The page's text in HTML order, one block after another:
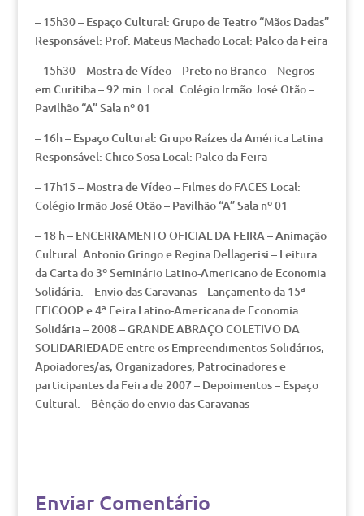
– 15h30 – Espaço Cultural: Grupo de Teatro “Mãos Dadas”
Responsável: Prof. Mateus Machado Local: Palco da Feira
– 15h30 – Mostra de Vídeo – Preto no Branco – Negros
em Curitiba – 92 min. Local: Colégio Irmão José Otão –
Pavilhão “A” Sala nº 01
– 16h – Espaço Cultural: Grupo Raízes da América Latina
Responsável: Chico Sosa Local: Palco da Feira
– 17h15 – Mostra de Vídeo – Filmes do FACES Local:
Colégio Irmão José Otão – Pavilhão “A” Sala nº 01
– 18 h – ENCERRAMENTO OFICIAL DA FEIRA – Animação
Cultural: Antonio Gringo e Regina Dellagerisi – Leitura
da Carta do 3º Seminário Latino-Americano de Economia
Solidária. – Envio das Caravanas – Lançamento da 15ª
FEICOOP e 4ª Feira Latino-Americana de Economia
Solidária – 2008 – GRANDE ABRAÇO COLETIVO DA
SOLIDARIEDADE entre os Empreendimentos Solidários,
Apoiadores/as, Organizadores, Patrocinadores e
participantes da Feira de 2007 – Depoimentos – Espaço
Cultural. – Bênção do envio das Caravanas
Enviar Comentário